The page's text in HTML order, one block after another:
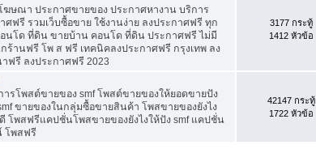
ฆษณา ประกาศขายของ ประกาศหางาน บริการ
ศฟรี รวมเว็บซื้อขาย ใช้งานง่าย ลงประกาศฟรี ทุก
นโด ที่ดิน ขายบ้าน คอนโด ที่ดิน ประกาศฟรี ไม่มี
ร้านฟรี โพ ส ฟรี เทคนิคลงประกาศฟรี กรุงเทพ ลง
ฟรี ลงประกาศฟรี 2023
3177 กระทู้
1412 หัวข้อ
รโพสต์ขายของ smf โพสต์ขายของให้ยอดขายปัง
ขายของในกลุ่มซื้อขายสินค้า โพสขายของยังไง
โพสฟรีแคปชั่นโพสขายของยังไงให้ปัง smf แคปชั่น
โพสฟรี
42147 กระทู้
1722 หัวข้อ